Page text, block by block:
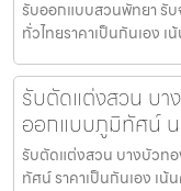
รับออกแบบสวนพัทยา รั
ทั่วไทยราคาเป็นกันเอง
รับตัดแต่งสวน บา
ออกแบบภูมิทัศน์
รับตัดแต่งสวน บางบัวท
ทัศน์ ราคาเป็นกันเอง เ